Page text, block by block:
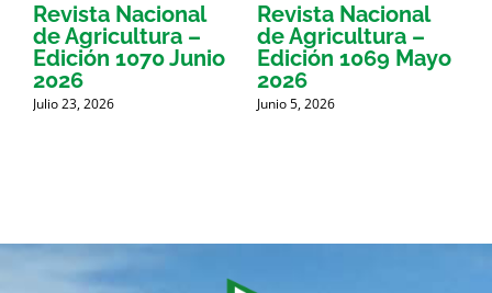
Revista Nacional
de Agricultura –
Edición 1070 Junio
2026
Julio 23, 2026
Revista Nacional
de Agricultura –
Edición 1069 Mayo
2026
Junio 5, 2026